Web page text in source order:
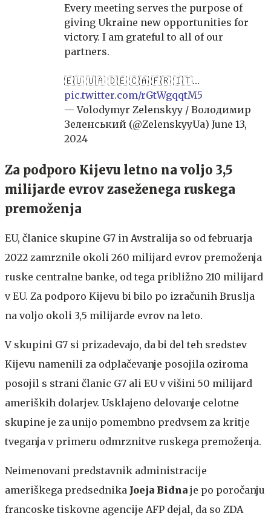
Every meeting serves the purpose of
giving Ukraine new opportunities for
victory. I am grateful to all of our
partners.
🇪🇺 🇺🇦 🇩🇪 🇨🇦 🇫🇷 🇮🇹…
pic.twitter.com/rGtWgqqtM5
— Volodymyr Zelenskyy / Володимир
Зеленський (@ZelenskyyUa) June 13,
2024
Za podporo Kijevu letno na voljo 3,5
milijarde evrov zaseženega ruskega
premoženja
EU, članice skupine G7 in Avstralija so od februarja
2022 zamrznile okoli 260 milijard evrov premoženja
ruske centralne banke, od tega približno 210 milijard
v EU. Za podporo Kijevu bi bilo po izračunih Bruslja
na voljo okoli 3,5 milijarde evrov na leto.
V skupini G7 si prizadevajo, da bi del teh sredstev
Kijevu namenili za odplačevanje posojila oziroma
posojil s strani članic G7 ali EU v višini 50 milijard
ameriških dolarjev. Usklajeno delovanje celotne
skupine je za unijo pomembno predvsem za kritje
tveganja v primeru odmrznitve ruskega premoženja.
Neimenovani predstavnik administracije
ameriškega predsednika Joeja Bidna je po poročanju
francoske tiskovne agencije AFP dejal, da so ZDA